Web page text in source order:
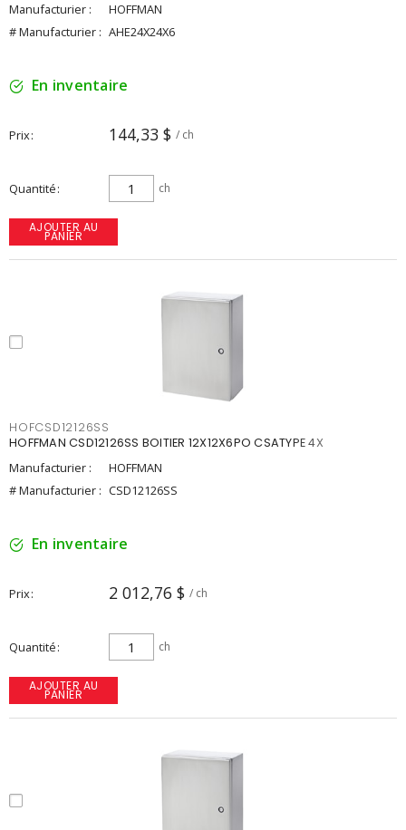
Manufacturier :
HOFFMAN
# Manufacturier : AHE24X24X6
En inventaire
Prix 144,33 $ / ch
Quantité ch
AJOUTER AU
PANIER
HOFCSD12126SS
HOFFMAN CSD12126SS BOITIER 12X12X6PO CSATYPE 4X
Manufacturier :
HOFFMAN
# Manufacturier : CSD12126SS
En inventaire
Prix 2 012,76 $ / ch
Quantité ch
AJOUTER AU
PANIER